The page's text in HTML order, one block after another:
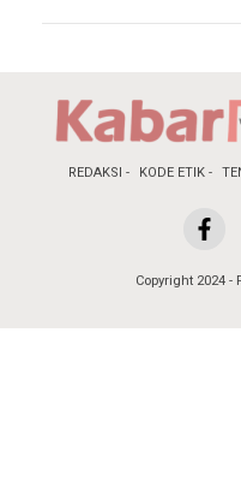
REDAKSI KODE ETIK
Copyright 2024 -